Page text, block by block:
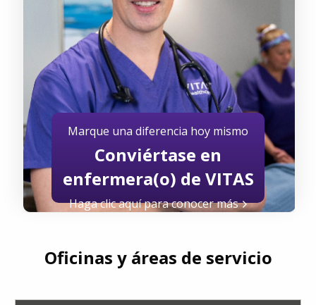
Marque una diferencia hoy mismo
Conviértase en
enfermera(o) de VITAS
Haga clic aquí para conocer más
Oficinas y áreas de servicio